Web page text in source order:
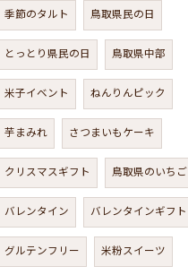
季節のタルト 鳥取県民の日
とっとり県民の日 鳥取県中部
米子イベント ねんりんピック
芋まみれ さつまいもケーキ
クリスマスギフト 鳥取県のいちご
バレンタイン バレンタインギフト
グルテンフリー 米粉スイーツ